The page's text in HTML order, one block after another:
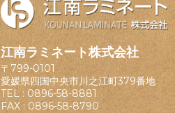
江南ラミネート株式会社
〒799-0101
愛媛県四国中央市川之江町379番地
TEL : 0896-58-8881
FAX : 0896-58-8790